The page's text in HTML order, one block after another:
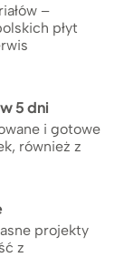
–
płyt
5 dni
i gotowe
również z
projekty
z